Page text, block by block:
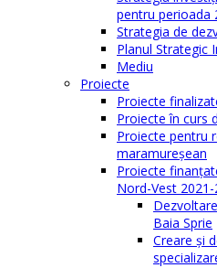
pentru perioada
Strategia de
Planul Strategic
Mediu
Proiecte
Proiecte
Proiecte în curs
Proiecte pentru
maramureşean
Proiecte
Nord-Vest
Baia Sprie
Creare și